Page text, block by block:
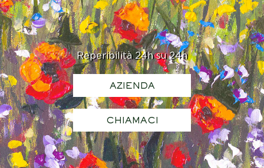
Reperibilità 24h su 24h
AZIENDA
CHIAMACI